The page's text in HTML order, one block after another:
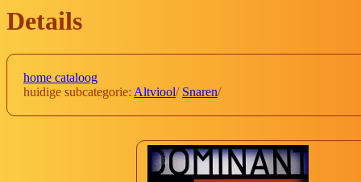
Details
home cataloog
huidige subcategorie: Altviool/ Snaren/